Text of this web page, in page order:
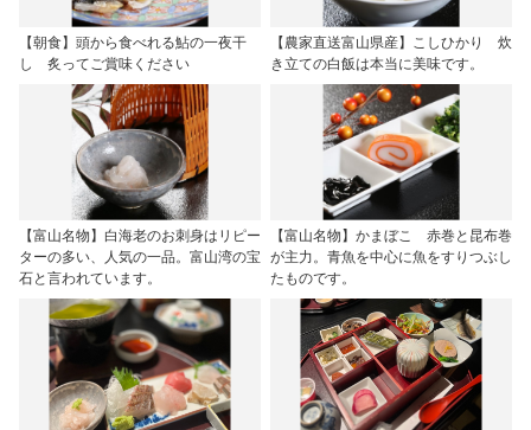
【朝食】頭から食べれる鮎の一夜干
し 炙ってご賞味ください
【農家直送富山県産】こしひかり 炊
き立ての白飯は本当に美味です。
【富山名物】白海老のお刺身はリピー
ターの多い、人気の一品。富山湾の宝
石と言われています。
【富山名物】かまぼこ 赤巻と昆布巻
が主力。青魚を中心に魚をすりつぶし
たものです。